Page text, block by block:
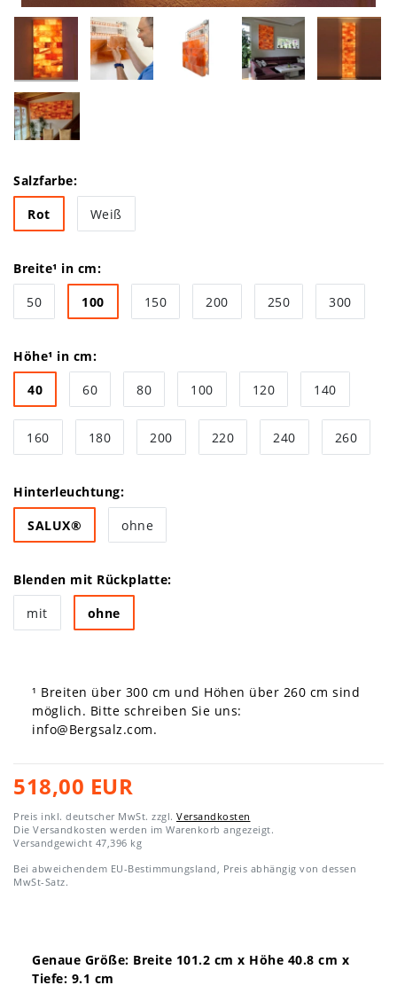
Salzfarbe:
Rot
Weiß
Breite¹ in cm:
50
100 150 200 250 300
Höhe¹ in cm:
40
60 80 100 120 140
160 180 200 220 240 260
Hinterleuchtung:
SALUX®
ohne
Blenden mit Rückplatte:
mit
ohne
¹ Breiten über 300 cm und Höhen über 260 cm sind
möglich. Bitte schreiben Sie uns:
info@Bergsalz.com.
518,00 EUR
Preis inkl. deutscher MwSt. zzgl. Versandkosten
Die Versandkosten werden im Warenkorb angezeigt.
Versandgewicht 47,396 kg
Bei abweichendem EU-Bestimmungsland, Preis abhängig von dessen
MwSt-Satz.
Genaue Größe: Breite 101.2 cm x Höhe 40.8 cm x
Tiefe: 9.1 cm